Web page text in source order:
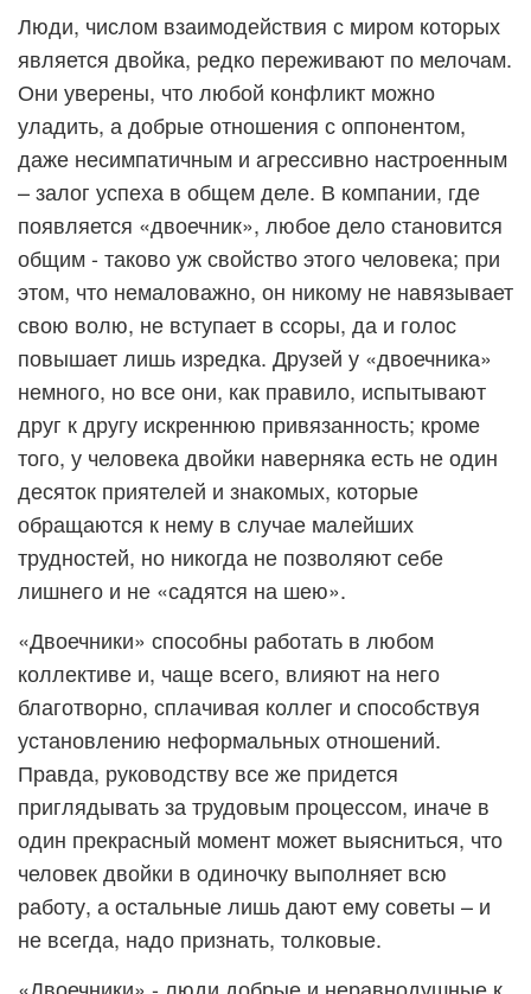
Люди, числом взаимодействия с миром которых
является двойка, редко переживают по мелочам.
Они уверены, что любой конфликт можно
уладить, а добрые отношения с оппонентом,
даже несимпатичным и агрессивно настроенным
– залог успеха в общем деле. В компании, где
появляется «двоечник», любое дело становится
общим - таково уж свойство этого человека; при
этом, что немаловажно, он никому не навязывает
свою волю, не вступает в ссоры, да и голос
повышает лишь изредка. Друзей у «двоечника»
немного, но все они, как правило, испытывают
друг к другу искреннюю привязанность; кроме
того, у человека двойки наверняка есть не один
десяток приятелей и знакомых, которые
обращаются к нему в случае малейших
трудностей, но никогда не позволяют себе
лишнего и не «садятся на шею».
«Двоечники» способны работать в любом
коллективе и, чаще всего, влияют на него
благотворно, сплачивая коллег и способствуя
установлению неформальных отношений.
Правда, руководству все же придется
приглядывать за трудовым процессом, иначе в
один прекрасный момент может выясниться, что
человек двойки в одиночку выполняет всю
работу, а остальные лишь дают ему советы – и
не всегда, надо признать, толковые.